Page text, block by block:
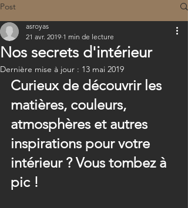
Post
Nos secrets d'intérieur
asroyas
21 avr. 2019 1 min de lecture
Dernière mise à jour : 13 mai 2019
Curieux de découvrir les
matières, couleurs,
atmosphères et autres
inspirations pour votre
intérieur ? Vous tombez à
pic !